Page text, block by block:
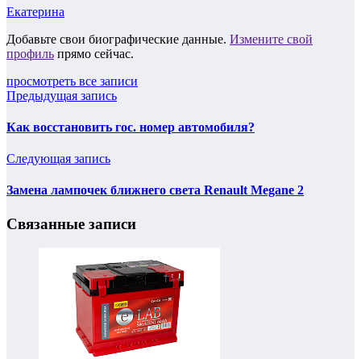
Екатерина
Добавьте свои биографические данные. Измените свой
профиль прямо сейчас.
просмотреть все записи
Предыдущая запись
Как восстановить гос. номер автомобиля?
Следующая запись
Замена лампочек ближнего света Renault Megane 2
Связанные записи